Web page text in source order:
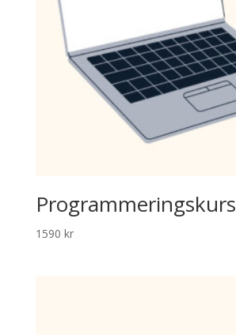
Programmeringskurs
1590 kr